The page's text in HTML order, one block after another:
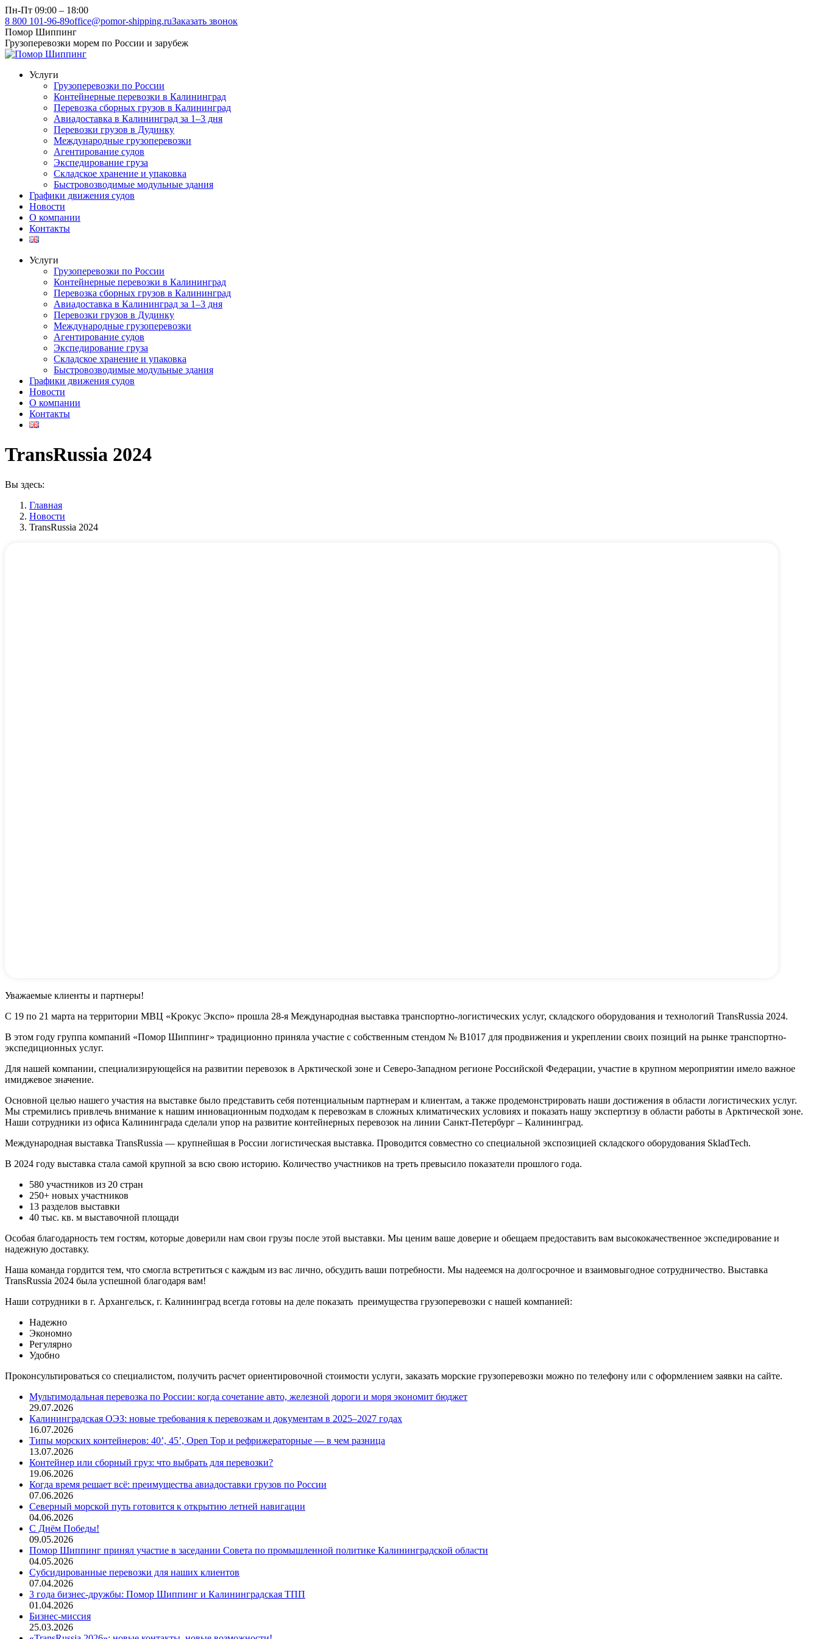
Перейти
к
содержанию
Пн-Пт 09:00 – 18:00
8 800 101-96-89office@pomor-shipping.ruЗаказать звонок
Помор Шиппинг
Грузоперевозки морем по России и зарубеж
Услуги
Грузоперевозки по России
Контейнерные перевозки в Калининград
Перевозка сборных грузов в Калининград
Авиадоставка в Калининград за 1–3 дня
Перевозки грузов в Дудинку
Международные грузоперевозки
Агентирование судов
Экспедирование груза
Складское хранение и упаковка
Быстровозводимые модульные здания
Графики движения судов
Новости
О компании
Контакты
Услуги
Грузоперевозки по России
Контейнерные перевозки в Калининград
Перевозка сборных грузов в Калининград
Авиадоставка в Калининград за 1–3 дня
Перевозки грузов в Дудинку
Международные грузоперевозки
Агентирование судов
Экспедирование груза
Складское хранение и упаковка
Быстровозводимые модульные здания
Графики движения судов
Новости
О компании
Контакты
TransRussia 2024
Вы здесь:
Главная
Новости
TransRussia 2024
Уважаемые клиенты и партнеры!
С 19 по 21 марта на территории МВЦ «Крокус Экспо» прошла 28-я Международная выставка транспортно-логистических услуг, складского оборудования и технологий TransRussia 2024.
В этом году группа компаний «Помор Шиппинг» традиционно приняла участие с собственным стендом № В1017 для продвижения и укреплении своих позиций на рынке транспортно-
экспедиционных услуг.
Для нашей компании, специализирующейся на развитии перевозок в Арктической зоне и Северо-Западном регионе Российской Федерации, участие в крупном мероприятии имело важное
имиджевое значение.
Основной целью нашего участия на выставке было представить себя потенциальным партнерам и клиентам, а также продемонстрировать наши достижения в области логистических услуг.
Мы стремились привлечь внимание к нашим инновационным подходам к перевозкам в сложных климатических условиях и показать нашу экспертизу в области работы в Арктической зоне.
Наши сотрудники из офиса Калининграда сделали упор на развитие контейнерных перевозок на линии Санкт-Петербург – Калининград.
Международная выставка TransRussia — крупнейшая в России логистическая выставка. Проводится совместно со специальной экспозицией складского оборудования SkladTech.
В 2024 году выставка стала самой крупной за всю свою историю. Количество участников на треть превысило показатели прошлого года.
580 участников из 20 стран
250+ новых участников
13 разделов выставки
40 тыс. кв. м выставочной площади
Особая благодарность тем гостям, которые доверили нам свои грузы после этой выставки. Мы ценим ваше доверие и обещаем предоставить вам высококачественное экспедирование и
надежную доставку.
Наша команда гордится тем, что смогла встретиться с каждым из вас лично, обсудить ваши потребности. Мы надеемся на долгосрочное и взаимовыгодное сотрудничество. Выставка
TransRussia 2024 была успешной благодаря вам!
Наши сотрудники в г. Архангельск, г. Калининград всегда готовы на деле показать преимущества грузоперевозки с нашей компанией:
Надежно
Экономно
Регулярно
Удобно
Проконсультироваться со специалистом, получить расчет ориентировочной стоимости услуги, заказать морские грузоперевозки можно по телефону или с оформлением заявки на сайте.
Мультимодальная перевозка по России: когда сочетание авто, железной дороги и моря экономит бюджет
29.07.2026
Калининградская ОЭЗ: новые требования к перевозкам и документам в 2025–2027 годах
16.07.2026
Типы морских контейнеров: 40’, 45’, Open Top и рефрижераторные — в чем разница
13.07.2026
Контейнер или сборный груз: что выбрать для перевозки?
19.06.2026
Когда время решает всё: преимущества авиадоставки грузов по России
07.06.2026
Северный морской путь готовится к открытию летней навигации
04.06.2026
С Днём Победы!
09.05.2026
Помор Шиппинг принял участие в заседании Совета по промышленной политике Калининградской области
04.05.2026
Субсидированные перевозки для наших клиентов
07.04.2026
3 года бизнес-дружбы: Помор Шиппинг и Калининградская ТПП
01.04.2026
Бизнес-миссия
25.03.2026